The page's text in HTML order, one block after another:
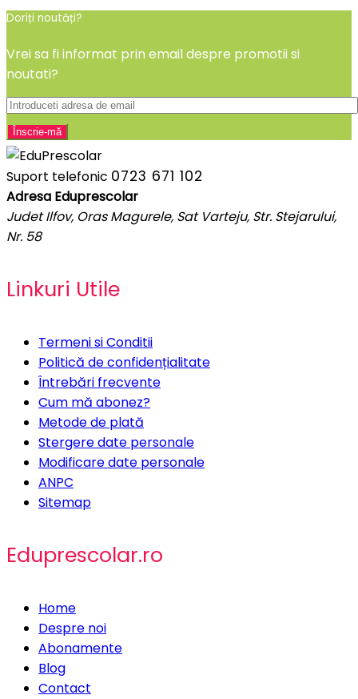
Doriți noutăți?
Vrei sa fi informat prin email despre promotii si
noutati?
Suport telefonic 0723 671 102
Adresa Eduprescolar
Judet Ilfov, Oras Magurele, Sat Varteju, Str. Stejarului,
Nr. 58
Linkuri Utile
Termeni si Conditii
Politică de confidențialitate
Întrebări frecvente
Cum mă abonez?
Metode de plată
Stergere date personale
Modificare date personale
ANPC
Sitemap
Eduprescolar.ro
Home
Despre noi
Abonamente
Blog
Contact